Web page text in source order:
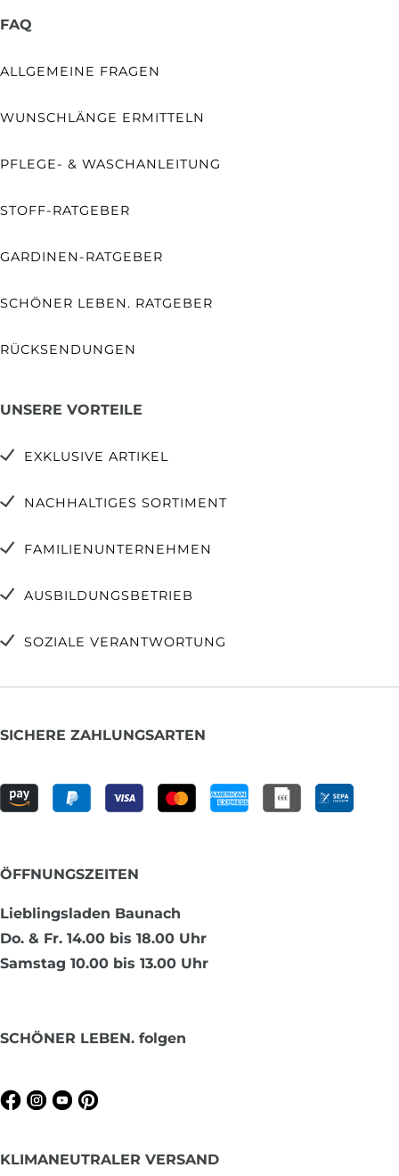
FAQ
ALLGEMEINE FRAGEN
WUNSCHLÄNGE ERMITTELN
PFLEGE- & WASCHANLEITUNG
STOFF-RATGEBER
GARDINEN-RATGEBER
SCHÖNER LEBEN. RATGEBER
RÜCKSENDUNGEN
UNSERE VORTEILE
EXKLUSIVE ARTIKEL
NACHHALTIGES SORTIMENT
FAMILIENUNTERNEHMEN
AUSBILDUNGSBETRIEB
SOZIALE VERANTWORTUNG
SICHERE ZAHLUNGSARTEN
ÖFFNUNGSZEITEN
Lieblingsladen Baunach
Do. & Fr. 14.00 bis 18.00 Uhr
Samstag 10.00 bis 13.00 Uhr
SCHÖNER LEBEN. folgen
KLIMANEUTRALER VERSAND